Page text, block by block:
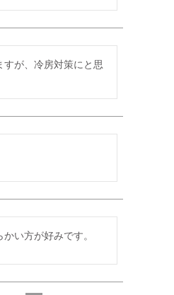
が、冷房対策にと思
い方が好みです。